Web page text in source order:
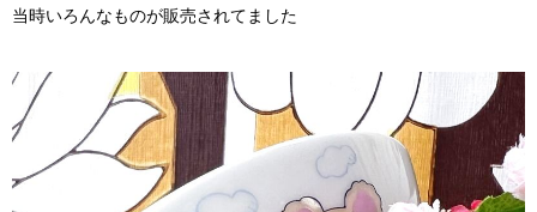
当時いろんなものが販売されてました